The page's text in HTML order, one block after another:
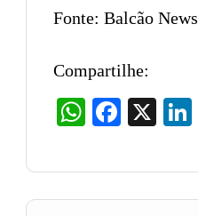
Fonte: Balcão News
Compartilhe:
WhatsAppFacebook